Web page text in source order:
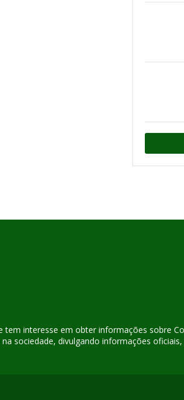
interesse em obter informações sobre
sociedade, divulgando informações